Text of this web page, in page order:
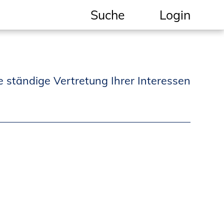
Suche
Informationen für
Login
ständige Vertretung Ihrer Interessen